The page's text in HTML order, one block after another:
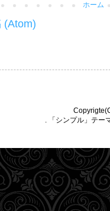
ホーム
(Atom)
. 「シンプル」テー